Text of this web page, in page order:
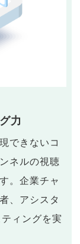
力
できないコ
ネルの視聴
。企業チャ
、アシスタ
ィングを実